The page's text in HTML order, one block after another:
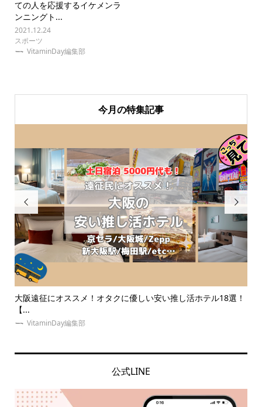
ての人を応援するイケメンラ
ンニングト...
2021.12.24
スポーツ
VitaminDay編集部
今月の特集記事

大阪遠征にオススメ！オタクに優しい安い推し活ホテル18選！
【...
VitaminDay編集部

公式LINE